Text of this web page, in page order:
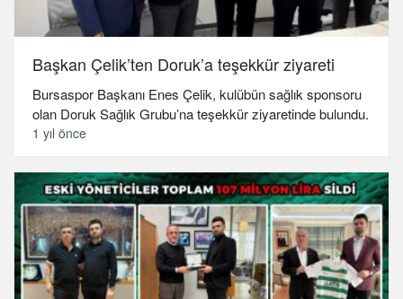
Başkan Çelik’ten Doruk’a teşekkür ziyareti
Bursaspor Başkanı Enes Çelik, kulübün sağlık sponsoru
olan Doruk Sağlık Grubu’na teşekkür ziyaretinde bulundu.
1 yıl önce